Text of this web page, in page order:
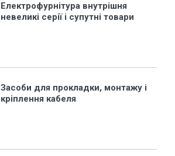
Електрофурнітура внутрішня
невеликі серії і супутні товари
Засоби для прокладки, монтажу і
кріплення кабеля